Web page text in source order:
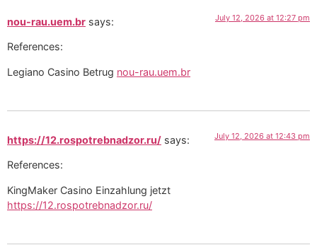
nou-rau.uem.br says: July 12, 2026 at 12:27 pm
References:
Legiano Casino Betrug nou-rau.uem.br
https://12.rospotrebnadzor.ru/ says: July 12, 2026 at 12:43 pm
References:
KingMaker Casino Einzahlung jetzt
https://12.rospotrebnadzor.ru/